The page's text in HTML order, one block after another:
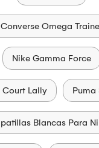
Converse Omega
Nike Gamma Force
Court Lally Puma
Blancas Para